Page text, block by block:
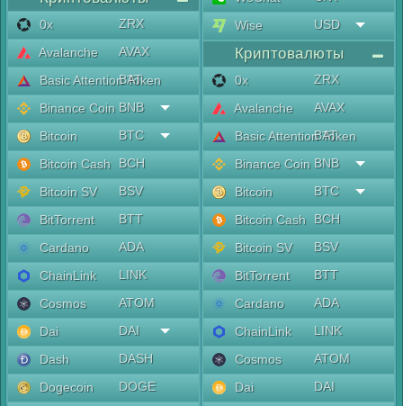
0x
ZRX
Avalanche
AVAX
Basic Attention Token
BAT
Binance Coin BNB
Bitcoin
BTC
Bitcoin Cash
BCH
Bitcoin SV
BSV
BitTorrent
BTT
Cardano
ADA
ChainLink
LINK
Cosmos
ATOM
Dai
DAI
Dash
DASH
Dogecoin
DOGE
Wise
USD
Криптовалюты
0x
ZRX
Avalanche
AVAX
Basic Attention Token
BAT
Binance Coin BNB
Bitcoin
BTC
Bitcoin Cash
BCH
Bitcoin SV
BSV
BitTorrent
BTT
Cardano
ADA
ChainLink
LINK
Cosmos
ATOM
Dai
DAI